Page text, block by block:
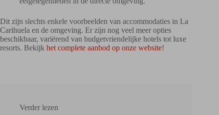
Dit zijn slechts enkele voorbeelden van accommodaties in La
Carihuela en de omgeving. Er zijn nog veel meer opties
beschikbaar, variërend van budgetvriendelijke hotels tot luxe
resorts. Bekijk het complete aanbod op onze website!
Verder lezen